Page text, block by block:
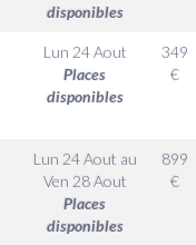
disponibles
Lun 24 Aout
Places
disponibles
349
€
Lun 24 Aout au
Ven 28 Aout
Places
disponibles
899
€